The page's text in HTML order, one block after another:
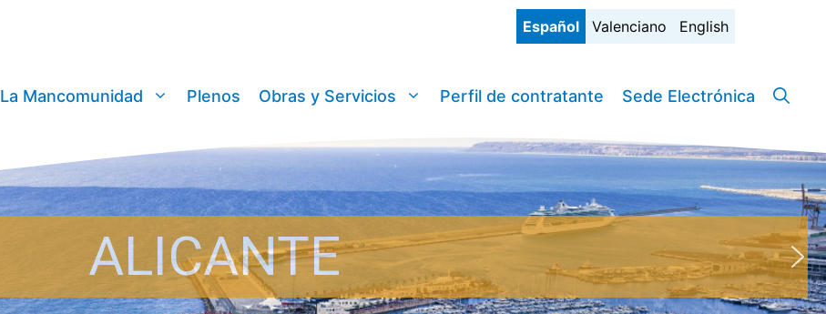
Español Valenciano English
La Mancomunidad Plenos Obras y Servicios Perfil de contratante Sede Electrónica
ALICANTE